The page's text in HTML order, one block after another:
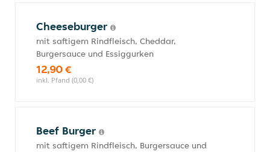
Cheeseburger
mit saftigem Rindfleisch, Cheddar,
Burgersauce und Essiggurken
12,90 €
inkl. Pfand (0,00 €)
Beef Burger
mit saftigem Rindfleisch, Burgersauce und